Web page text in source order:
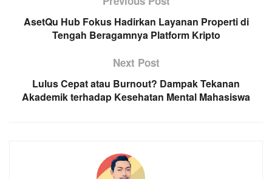
AsetQu Hub Fokus Hadirkan Layanan Properti di
Tengah Beragamnya Platform Kripto
Next Post
Lulus Cepat atau Burnout? Dampak Tekanan
Akademik terhadap Kesehatan Mental Mahasiswa